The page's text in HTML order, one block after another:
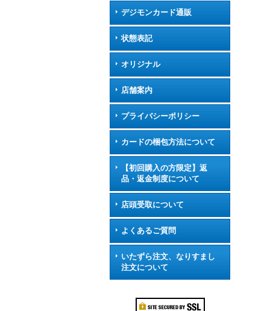
デジモンカード通販
状態表記
オリジナル
店舗案内
プライバシーポリシー
カードの梱包方法について
【初回購入の方限定】返
品・返金制度について
店頭受取について
よくあるご質問
いたずら注文、なりすまし
注文について